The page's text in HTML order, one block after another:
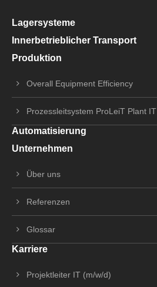
Lagersysteme
Innerbetrieblicher Transport
Produktion
Overall Equipment Efficiency
Prozessleitsystem ProLeiT Plant IT
Automatisierung
Unternehmen
Über uns
Referenzen
Glossar
Karriere
Projektleiter IT (m/w/d)